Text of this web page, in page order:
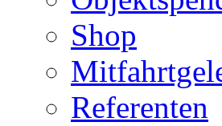
Shop
Referenten